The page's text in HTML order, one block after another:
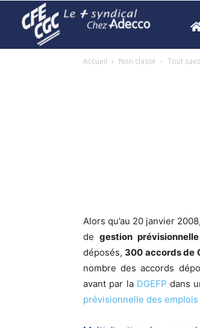
Accueil Non classé Tout
Alors qu’au 20 janvier
de gestion
déposés, 300 accords de
nombre des accords
avant par la DGEFPdans
prévisionnelle des